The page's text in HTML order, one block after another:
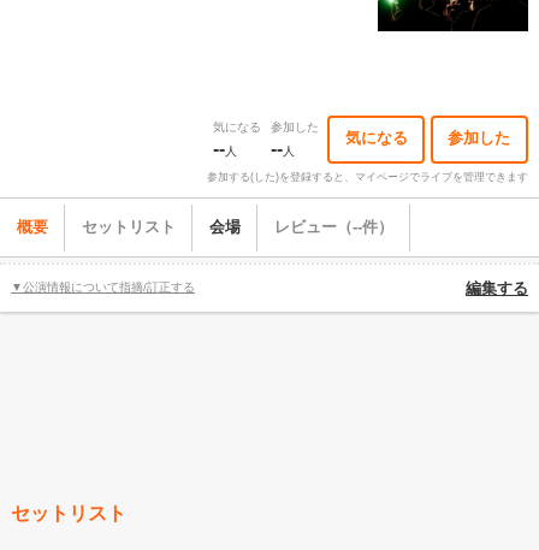
気になる
--人
参加した
--人
気になる 参加した
参加する(した)を登録すると、マイページでライブを管理できます
概要 セットリスト 会場 レビュー（--件）
▼公演情報について指摘/訂正する 編集する
セットリスト